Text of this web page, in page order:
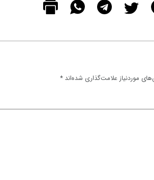
موردنیاز علامت‌گذاری شده‌اند *